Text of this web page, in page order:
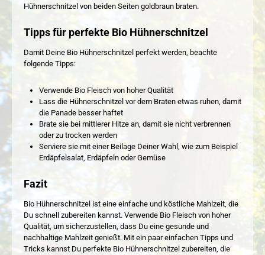
Hühnerschnitzel von beiden Seiten goldbraun braten.
Tipps für perfekte Bio Hühnerschnitzel
Damit Deine Bio Hühnerschnitzel perfekt werden, beachte
folgende Tipps:
Verwende Bio Fleisch von hoher Qualität
Lass die Hühnerschnitzel vor dem Braten etwas ruhen, damit
die Panade besser haftet
Brate sie bei mittlerer Hitze an, damit sie nicht verbrennen
oder zu trocken werden
Serviere sie mit einer Beilage Deiner Wahl, wie zum Beispiel
Erdäpfelsalat, Erdäpfeln oder Gemüse
Fazit
Bio Hühnerschnitzel ist eine einfache und köstliche Mahlzeit, die
Du schnell zubereiten kannst. Verwende Bio Fleisch von hoher
Qualität, um sicherzustellen, dass Du eine gesunde und
nachhaltige Mahlzeit genießt. Mit ein paar einfachen Tipps und
Tricks kannst Du perfekte Bio Hühnerschnitzel zubereiten, die